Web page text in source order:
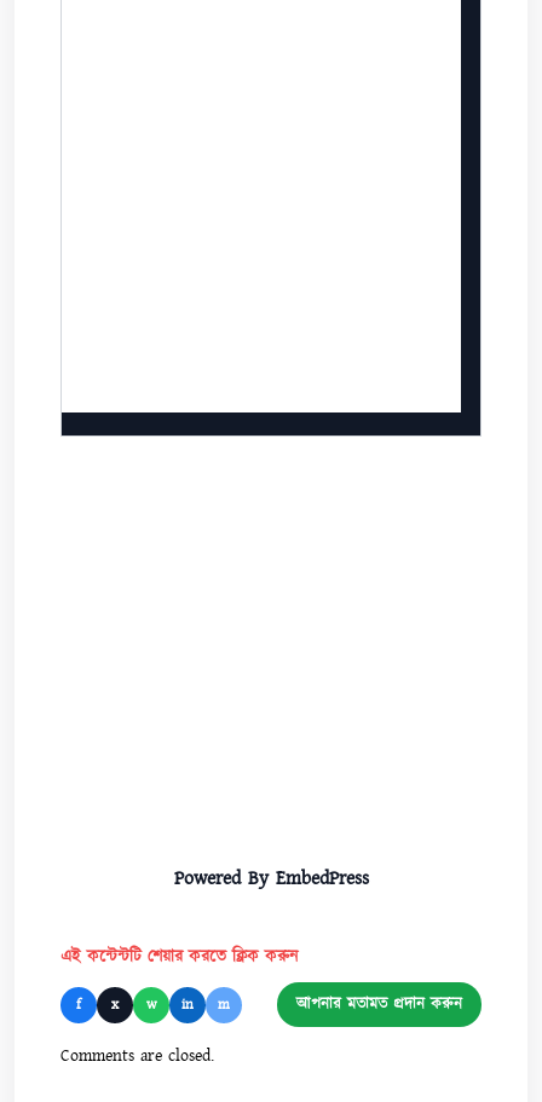
Powered By EmbedPress
এই কন্টেন্টটি শেয়ার করতে ক্লিক করুন
f x w in m আপনার মতামত প্রদান করুন
Comments are closed.